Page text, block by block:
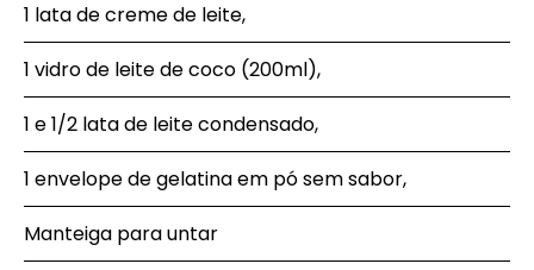
1 lata de creme de leite,
1 vidro de leite de coco (200ml),
1 e 1/2 lata de leite condensado,
1 envelope de gelatina em pó sem sabor,
Manteiga para untar